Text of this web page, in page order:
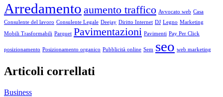
Arredamento aumento traffico Avvocato web Casa
Consulente del lavoro Consulente Legale Deejay Diritto Internet DJ Legno Marketing
Mobili Trasformabili Parquet Pavimentazioni Pavimenti Pay Per Click
posizionamento Posizionamento organico Pubblicità online Sem seo web marketing
Articoli correllati
Business